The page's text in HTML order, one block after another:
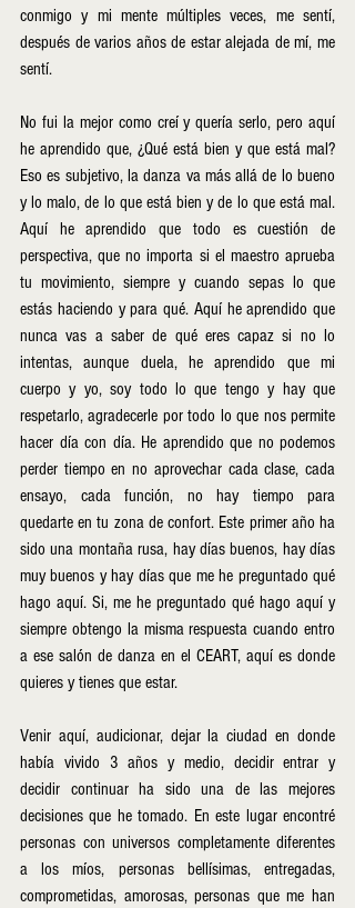
conmigo y mi mente múltiples veces, me sentí,
después de varios años de estar alejada de mí, me
sentí.
No fui la mejor como creí y quería serlo, pero aquí
he aprendido que, ¿Qué está bien y que está mal?
Eso es subjetivo, la danza va más allá de lo bueno
y lo malo, de lo que está bien y de lo que está mal.
Aquí he aprendido que todo es cuestión de
perspectiva, que no importa si el maestro aprueba
tu movimiento, siempre y cuando sepas lo que
estás haciendo y para qué. Aquí he aprendido que
nunca vas a saber de qué eres capaz si no lo
intentas, aunque duela, he aprendido que mi
cuerpo y yo, soy todo lo que tengo y hay que
respetarlo, agradecerle por todo lo que nos permite
hacer día con día. He aprendido que no podemos
perder tiempo en no aprovechar cada clase, cada
ensayo, cada función, no hay tiempo para
quedarte en tu zona de confort. Este primer año ha
sido una montaña rusa, hay días buenos, hay días
muy buenos y hay días que me he preguntado qué
hago aquí. Si, me he preguntado qué hago aquí y
siempre obtengo la misma respuesta cuando entro
a ese salón de danza en el CEART, aquí es donde
quieres y tienes que estar.
Venir aquí, audicionar, dejar la ciudad en donde
había vivido 3 años y medio, decidir entrar y
decidir continuar ha sido una de las mejores
decisiones que he tomado. En este lugar encontré
personas con universos completamente diferentes
a los míos, personas bellísimas, entregadas,
comprometidas, amorosas, personas que me han